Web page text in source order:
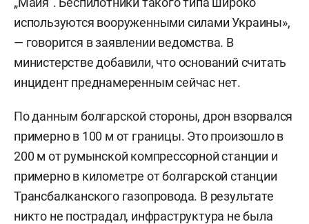
используются вооруженными силами Украины»,
— говорится в заявлении ведомства. В
министерстве добавили, что оснований считать
инцидент преднамеренным сейчас нет.
По данным болгарской стороны, дрон взорвался
примерно в 100 м от границы. Это произошло в
200 м от румынской компрессорной станции и
примерно в километре от болгарской станции
Трансбалканского газопровода. В результате
никто не пострадал, инфраструктура не была